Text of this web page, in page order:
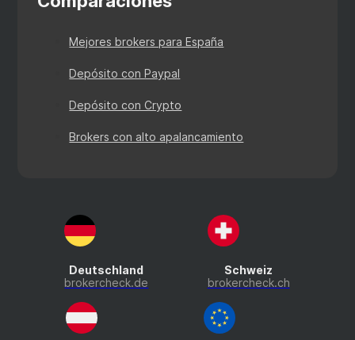
Mejores brokers para España
Depósito con Paypal
Depósito con Crypto
Brokers con alto apalancamiento
Deutschland
brokercheck.de
Schweiz
brokercheck.ch